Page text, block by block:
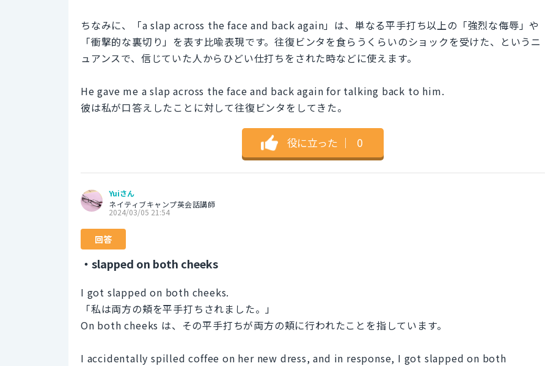
ちなみに、「a slap across the face and back again」は、単なる平手打ち以上の「強烈な侮辱」や
「衝撃的な裏切り」を表す比喩表現です。往復ビンタを食らうくらいのショックを受けた、というニ
ュアンスで、信じていた人からひどい仕打ちをされた時などに使えます。
He gave me a slap across the face and back again for talking back to him.
彼は私が口答えしたことに対して往復ビンタをしてきた。
役に立った ｜ 0
Yuiさん
ネイティブキャンプ英会話講師
2024/03/05 21:54
回答
・slapped on both cheeks
I got slapped on both cheeks.
「私は両方の頬を平手打ちされました。」
On both cheeks は、その平手打ちが両方の頬に行われたことを指しています。
I accidentally spilled coffee on her new dress, and in response, I got slapped on both